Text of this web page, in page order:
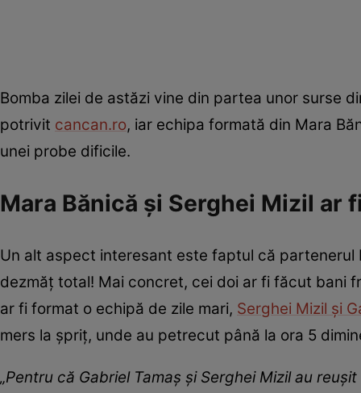
Bomba zilei de astăzi vine din partea unor surse
potrivit cancan.ro, iar echipa formată din Mara
unei probe dificile.
Mara Bănică și Serghei Mizil ar
Un alt aspect interesant este faptul că partenerul
dezmăț total! Mai concret, cei doi ar fi făcut bani
ar fi format o echipă de zile mari, Serghei Mizil și
mers la șpriț, unde au petrecut până la ora 5
„Pentru că Gabriel Tamaș și Serghei Mizil au